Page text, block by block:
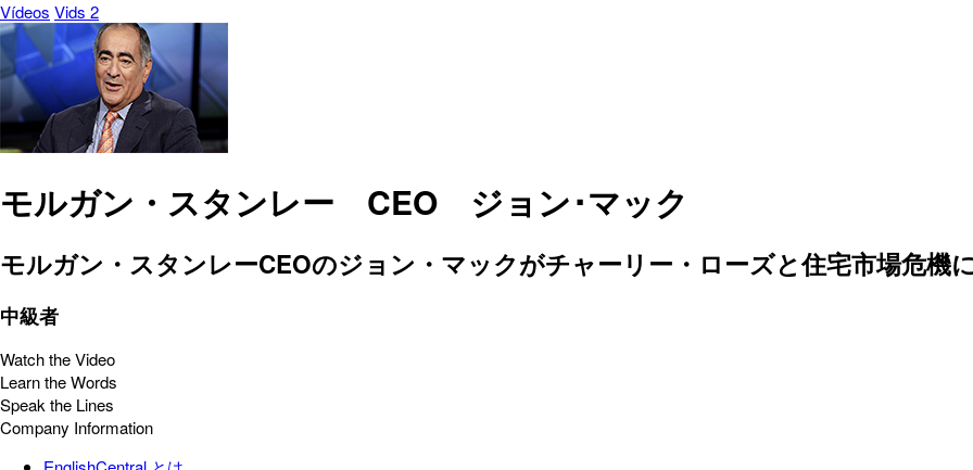
Vídeos Vids 2
モルガン・スタンレー CEO ジョン･マック
モルガン・スタンレーCEOのジョン・マックがチャーリー・ローズと住宅市場危機
中級者
Watch the Video
Learn the Words
Speak the Lines
Company Information